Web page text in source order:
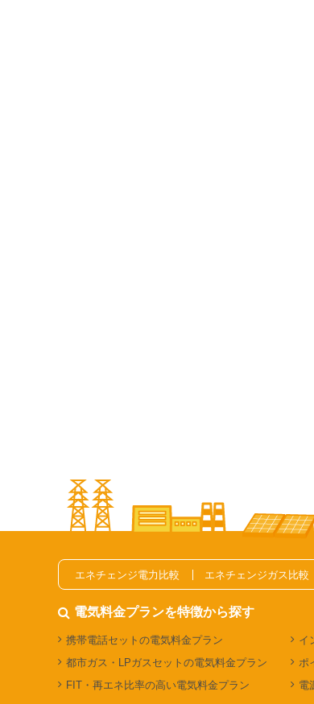
エネチェンジ電力比較 エネチェンジガス比較
電気料金プランを特徴から探す
携帯電話セットの電気料金プラン
イ
都市ガス・LPガスセットの電気料金プラン
ポ
FIT・再エネ比率の高い電気料金プラン
電